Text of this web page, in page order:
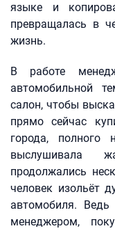
языке и
превращалась в
жизнь.
В работе
автомобильной
салон, чтобы
прямо сейчас
города,
выслушивала
продолжались
человек изольёт
автомобиля. Ведь
менеджером,